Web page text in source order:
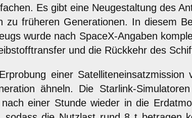
Es gibt eine Neugestaltung des
zu früheren Generationen. In diesem
wurde nach SpaceX-Angaben
und die Rückkehr des
einer
ähneln. Die Starlink-
einer Stunde wieder in die